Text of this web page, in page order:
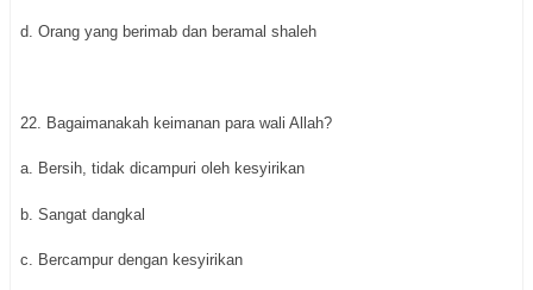
d. Orang yang berimab dan beramal shaleh
22. Bagaimanakah keimanan para wali Allah?
a. Bersih, tidak dicampuri oleh kesyirikan
b. Sangat dangkal
c. Bercampur dengan kesyirikan